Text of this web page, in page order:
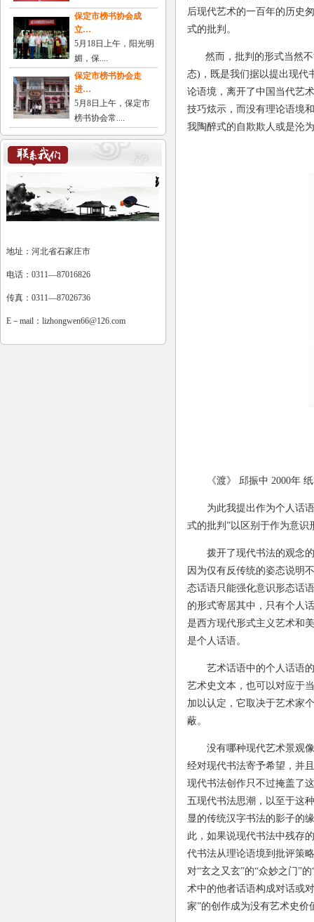
保定市榜书协会成
立…
5月18日上午，阳光明
媚，保....
保定市榜书协会走
进…
5月8日上午，保定市
榜书协会常....
地址：河北省石家庄市
电话：0311—87016826
传真：0311—87026736
E－mail： lizhongwen66@126.com
后现代艺术的一百年的历史
式的批判。
然而，批判的形式当然
态) ，既是我们据以提出现
论语境，离开了中国当代艺
技巧炫示，而没有理论语境
我陶醉式的自欺欺人或是沦
《渡》 邱振中 2000年
为此我提出作为个人话语
式的批判”以区别于作为意识
拨开了现代书法的观念的
因为仅有反传统的姿态说明
态话语只能强化意识形态话
的形式寄居其中，只有个人
是西方现代形式主义艺术和
是个人话语。
艺术话语中的个人话语的
艺术史文本，也可以对应于
加以认定，它取决于艺术家
蔽。
没有哪种现代艺术景观像
经对现代书法寄予希望，并
现代书法创作只不过掩盖了
五现代书法思潮，以至于这
显的传统汉字书法的影子的
此，如果说现代书法中残存
代书法从理论语境到批评策
对“玄之又玄”的“众妙之门”
术中的他者话语构成对话或
家”的创作成为没有艺术史